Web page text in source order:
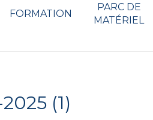
FORMATION
PARC DE
MATÉRIEL
(1)